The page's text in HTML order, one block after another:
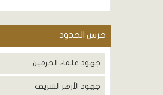
حرس الحدود
جهود علماء الحرمين
جهود الأزهر الشريف